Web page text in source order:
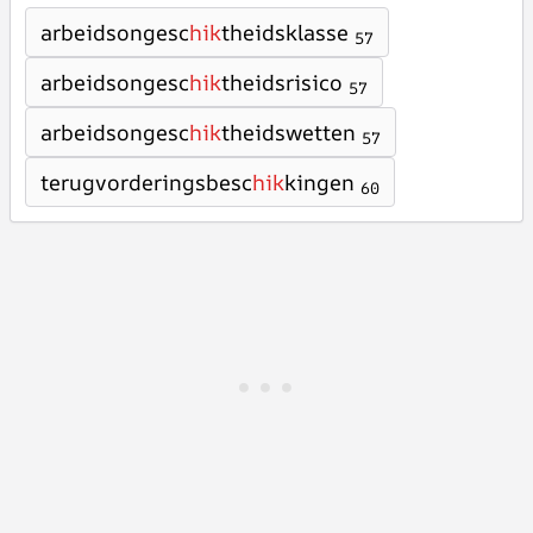
arbeidsongeschiktheidsklasse 57
arbeidsongeschiktheidsrisico 57
arbeidsongeschiktheidswetten 57
terugvorderingsbeschikkingen 60